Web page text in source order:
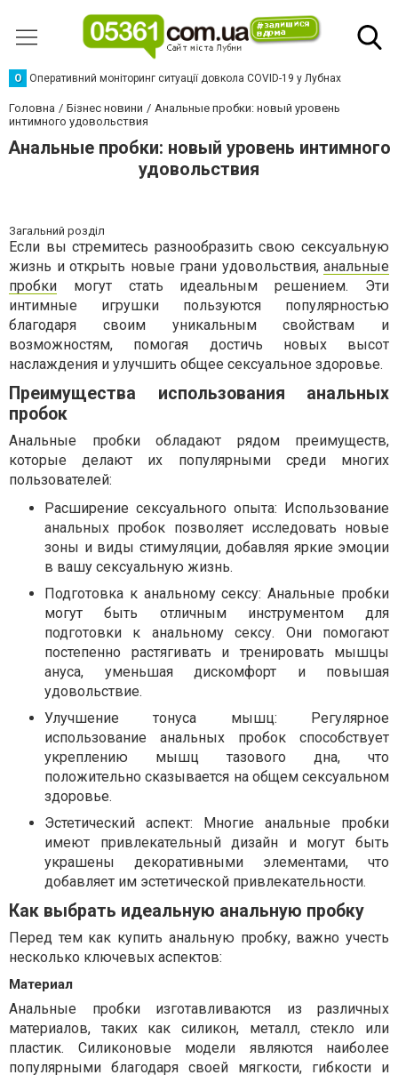
О Оперативний моніторинг ситуації довкола COVID-19 у Лубнах
Головна Бізнес новини
Анальные пробки: новый уровень
интимного удовольствия
Анальные пробки: новый уровень интимного
удовольствия
Загальний розділ
Если вы стремитесь разнообразить свою сексуальную
жизнь и открыть новые грани удовольствия, анальные
пробки могут стать идеальным решением. Эти
интимные игрушки пользуются популярностью
благодаря своим уникальным свойствам и
возможностям, помогая достичь новых высот
наслаждения и улучшить общее сексуальное здоровье.
Преимущества использования анальных
пробок
Анальные пробки обладают рядом преимуществ,
которые делают их популярными среди многих
пользователей:
Расширение сексуального опыта: Использование
анальных пробок позволяет исследовать новые
зоны и виды стимуляции, добавляя яркие эмоции
в вашу сексуальную жизнь.
Подготовка к анальному сексу: Анальные пробки
могут быть отличным инструментом для
подготовки к анальному сексу. Они помогают
постепенно растягивать и тренировать мышцы
ануса, уменьшая дискомфорт и повышая
удовольствие.
Улучшение тонуса мышц: Регулярное
использование анальных пробок способствует
укреплению мышц тазового дна, что
положительно сказывается на общем сексуальном
здоровье.
Эстетический аспект: Многие анальные пробки
имеют привлекательный дизайн и могут быть
украшены декоративными элементами, что
добавляет им эстетической привлекательности.
Как выбрать идеальную анальную пробку
Перед тем как купить анальную пробку, важно учесть
несколько ключевых аспектов:
Материал
Анальные пробки изготавливаются из различных
материалов, таких как силикон, металл, стекло или
пластик. Силиконовые модели являются наиболее
популярными благодаря своей мягкости, гибкости и